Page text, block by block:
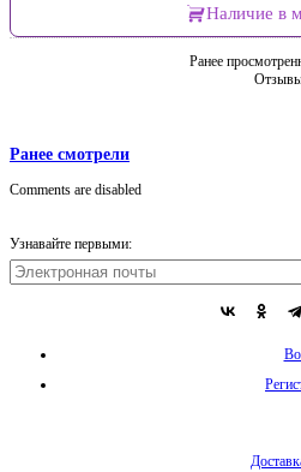
Наличие в
Ранее
Ранее смотрели
Comments are disabled
Узнавайте первыми: